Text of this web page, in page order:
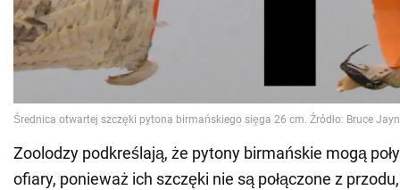
Zoolodzy podkreślają, że pytony birmańskie mogą
ofiary, ponieważ ich szczęki nie są połączone z